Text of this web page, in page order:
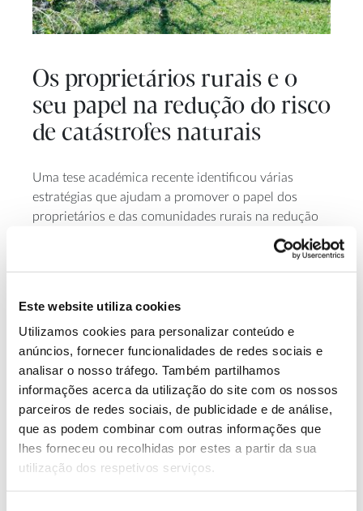
Este website utiliza cookies
Utilizamos cookies para personalizar conteúdo e
anúncios, fornecer funcionalidades de redes sociais e
analisar o nosso tráfego. Também partilhamos
informações acerca da utilização do site com os nossos
parceiros de redes sociais, de publicidade e de análise,
que as podem combinar com outras informações que
lhes forneceu ou recolhidas por estes a partir da sua
utilização dos respetivos serviços.
Os proprietários rurais e o
seu papel na redução do risco
de catástrofes naturais
Uma tese académica recente identificou várias
estratégias que ajudam a promover o papel dos
proprietários e das comunidades rurais na redução
do risco de catástrofes naturais, apoiando-os a
prestar um serviço que beneficia toda a sociedade.
Para saber mais, falámos com a autora, Leonor Cesar